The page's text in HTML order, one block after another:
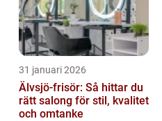
31 januari 2026
Älvsjö-frisör: Så hittar du
rätt salong för stil, kvalitet
och omtanke